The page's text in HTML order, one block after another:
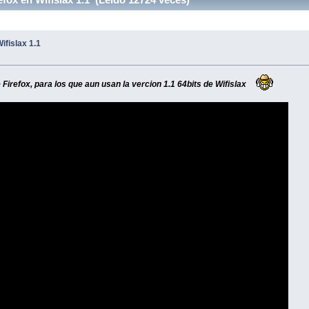
1.1
para los que aun usan la vercion 1.1 64bits de Wifislax